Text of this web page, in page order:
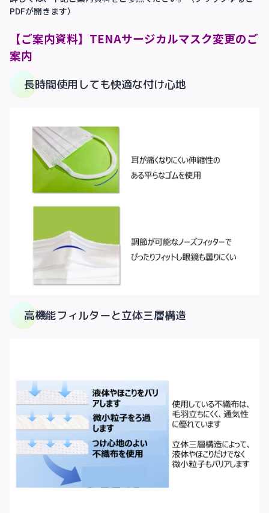
PDFが開きます）
【ご案内資料】TENAサージカルマスク変更のご
案内
長時間使用しても快適な付け心地
高機能フィルターと立体三層構造